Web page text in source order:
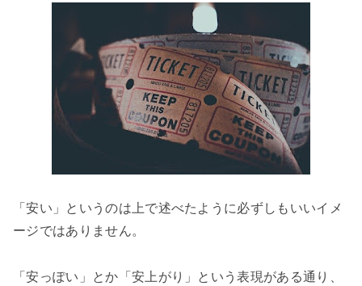
「安い」というのは上で述べたように必ずしもいいイメ
ージではありません。
「安っぽい」とか「安上がり」という表現がある通り、